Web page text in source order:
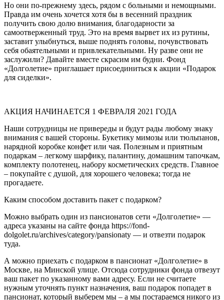
Но они по-прежнему здесь, рядом с больными и немощными.
Правда им очень хочется хотя бы в весенний праздник
получить свою долю внимания, благодарности за
самоотверженный труд. Это на время вырвет их из рутины,
заставит улыбнуться, выше поднять головы, почувствовать
себя обаятельными и привлекательными. Ну разве они не
заслужили? Давайте вместе скрасим им будни. Фонд
«Долголетие» приглашает присоединиться к акции «Подарок
для сиделки».
АКЦИЯ НАЧИНАЕТСЯ 1 ФЕВРАЛЯ 2021 ГОДА
Наши сотрудницы не привереды и будут рады любому знаку
внимания с вашей стороны. Букетику мимозы или тюльпанов,
нарядной коробке конфет или чая. Полезным и приятным
подаркам – легкому шарфику, палантину, домашним тапочкам,
комплекту полотенец, набору косметических средств. Главное
– покупайте с душой, для хорошего человека; тогда не
прогадаете.
Каким способом доставить пакет с подарком?
Можно выбрать один из пансионатов сети «Долголетие» —
адреса указаны на сайте фонда https://fond-
dolgolet.ru/archives/category/pansionaty — и отвезти подарок
туда.
А можно приехать с подарком в пансионат «Долголетие» в
Москве, на Минской улице. Отсюда сотрудники фонда отвезут
ваш пакет по указанному вами адресу. Если не считаете
нужным уточнять пункт назначения, ваш подарок попадет в
пансионат, который выберем мы – а мы постараемся никого из